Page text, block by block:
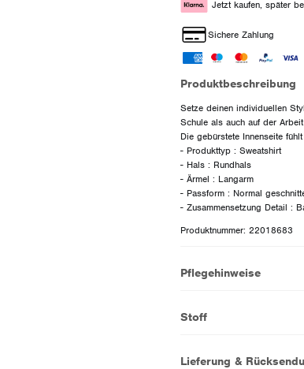
Jetzt kaufen, später
Sichere Zahlung
Produktbeschreibung
Setze deinen individuellen
Schule als auch auf der
Die gebürstete Innenseite
- Produkttyp : Sweatshirt
- Hals : Rundhals
- Ärmel : Langarm
- Passform : Normal
Produktnummer: 22018683
Pflegehinweise
Stoff
Lieferung &